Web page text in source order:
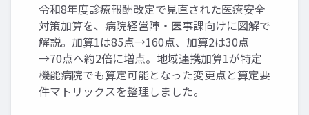
令和8年度診療報酬改定で見直された医療安全
対策加算を、病院経営陣・医事課向けに図解で
解説。加算1は85点→160点、加算2は30点
→70点へ約2倍に増点。地域連携加算1が特定
機能病院でも算定可能となった変更点と算定要
件マトリックスを整理しました。